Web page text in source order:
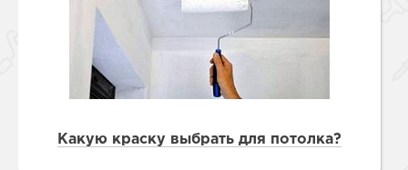
Какую краску выбрать для потолка?